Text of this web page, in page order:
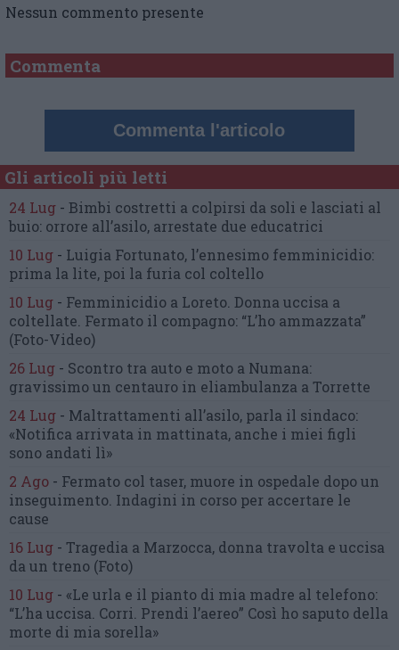
Nessun commento presente
Commenta
Commenta l'articolo
Gli articoli più letti
24 Lug - Bimbi costretti a colpirsi da soli e lasciati al
buio: orrore all’asilo, arrestate due educatrici
10 Lug - Luigia Fortunato, l’ennesimo femminicidio:
prima la lite, poi la furia col coltello
10 Lug - Femminicidio a Loreto. Donna uccisa a
coltellate. Fermato il compagno: “L’ho ammazzata”
(Foto-Video)
26 Lug - Scontro tra auto e moto a Numana:
gravissimo un centauro in eliambulanza a Torrette
24 Lug - Maltrattamenti all’asilo, parla il sindaco:
«Notifica arrivata in mattinata, anche i miei figli
sono andati lì»
2 Ago - Fermato col taser, muore in ospedale dopo un
inseguimento. Indagini in corso per accertare le
cause
16 Lug - Tragedia a Marzocca, donna travolta e uccisa
da un treno (Foto)
10 Lug - «Le urla e il pianto di mia madre al telefono:
“L’ha uccisa. Corri. Prendi l’aereo” Così ho saputo della
morte di mia sorella»